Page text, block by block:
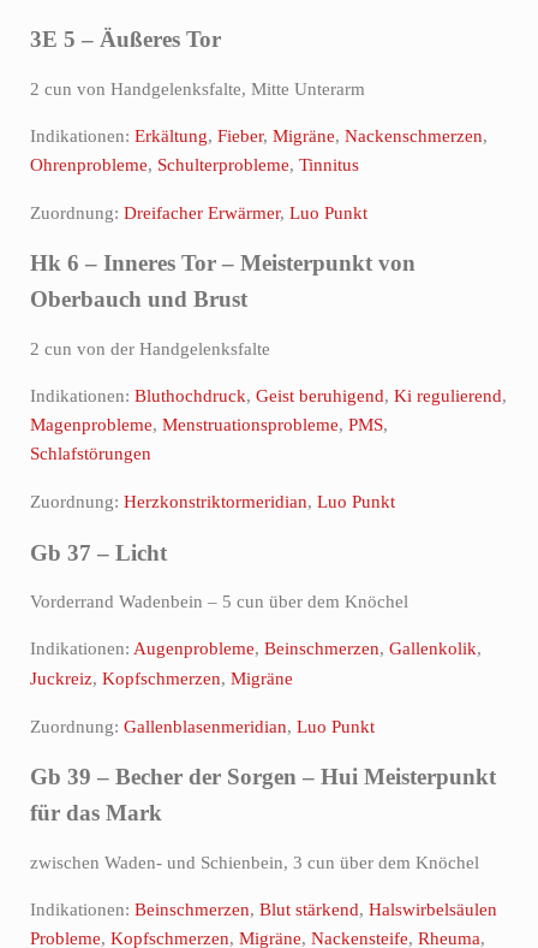
3E 5 – Äußeres Tor
2 cun von Handgelenksfalte, Mitte Unterarm
Indikationen: Erkältung, Fieber, Migräne, Nackenschmerzen,
Ohrenprobleme, Schulterprobleme, Tinnitus
Zuordnung: Dreifacher Erwärmer, Luo Punkt
Hk 6 – Inneres Tor – Meisterpunkt von
Oberbauch und Brust
2 cun von der Handgelenksfalte
Indikationen: Bluthochdruck, Geist beruhigend, Ki regulierend,
Magenprobleme, Menstruationsprobleme, PMS,
Schlafstörungen
Zuordnung: Herzkonstriktormeridian, Luo Punkt
Gb 37 – Licht
Vorderrand Wadenbein – 5 cun über dem Knöchel
Indikationen: Augenprobleme, Beinschmerzen, Gallenkolik,
Juckreiz, Kopfschmerzen, Migräne
Zuordnung: Gallenblasenmeridian, Luo Punkt
Gb 39 – Becher der Sorgen – Hui Meisterpunkt
für das Mark
zwischen Waden- und Schienbein, 3 cun über dem Knöchel
Indikationen: Beinschmerzen, Blut stärkend, Halswirbelsäulen
Probleme, Kopfschmerzen, Migräne, Nackensteife, Rheuma,